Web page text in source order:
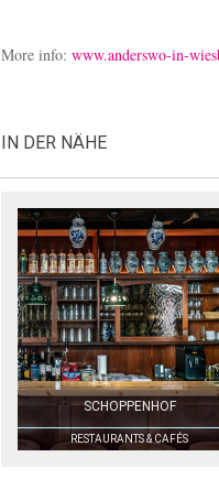
More info: www.anderswo-in-
IN DER NÄHE
SCHOPPENHOF
RESTAURANTS & CAFÉS